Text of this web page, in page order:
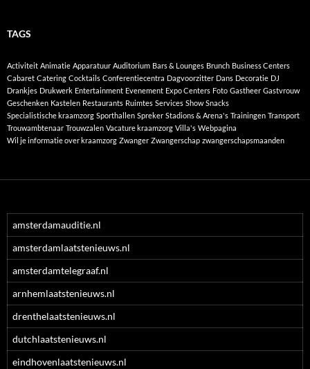
TAGS
Activiteit Animatie Apparatuur Auditorium Bars & Lounges Brunch Business Centers
Cabaret Catering Cocktails Conferentiecentra Dagvoorzitter Dans Decoratie DJ
Drankjes Drukwerk Entertainment Evenement Expo Centers Foto Gastheer Gastvrouw
Geschenken Kastelen Restaurants Ruimtes Services Show Snacks
Specialistische kraamzorg Sporthallen Spreker Stadions & Arena's Trainingen Transport
Trouwambtenaar Trouwzalen Vacature kraamzorg Villa's Webpagina
Wil je informatie over kraamzorg Zwanger Zwangerschap zwangerschapsmaanden
amsterdamauditie.nl
amsterdamlaatstenieuws.nl
amsterdamtelegraaf.nl
arnhemlaatstenieuws.nl
drenthelaatstenieuws.nl
dutchlaatstenieuws.nl
eindhovenlaatstenieuws.nl